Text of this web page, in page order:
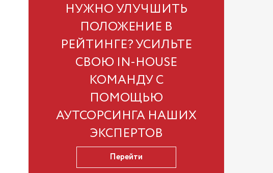
НУЖНО УЛУЧШИТЬ
ПОЛОЖЕНИЕ В
РЕЙТИНГЕ? УСИЛЬТЕ
СВОЮ IN-HOUSE
КОМАНДУ С
ПОМОЩЬЮ
АУТСОРСИНГА НАШИХ
ЭКСПЕРТОВ
Перейти